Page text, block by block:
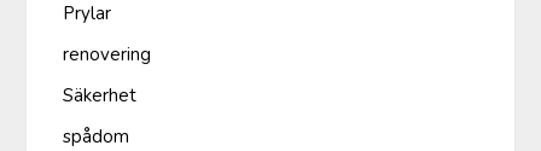
Prylar
renovering
Säkerhet
spådom